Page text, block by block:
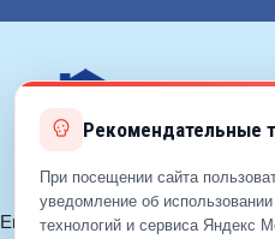
Email:info@eds-balashiha.ru
Рекомендательные
При посещении сайта
уведомление об
технологий и сервиса Яндекс